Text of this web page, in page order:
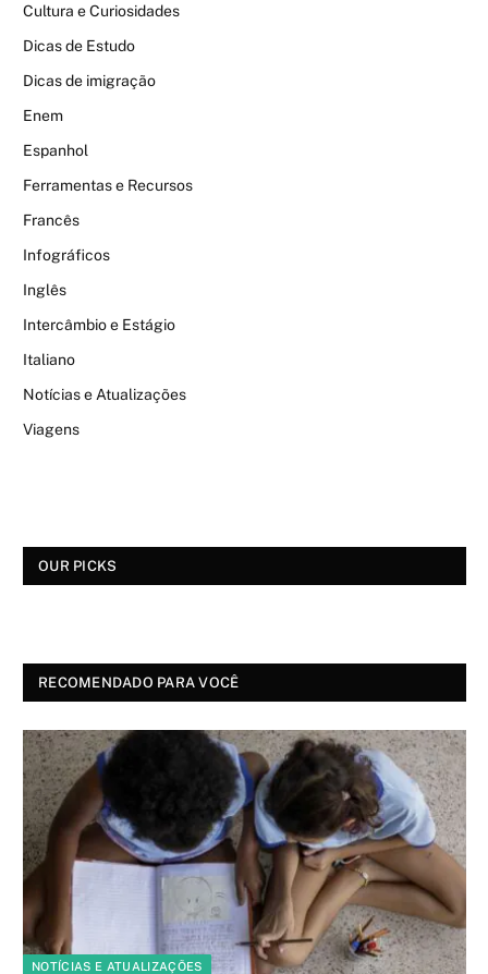
Cultura e Curiosidades
Dicas de Estudo
Dicas de imigração
Enem
Espanhol
Ferramentas e Recursos
Francês
Infográficos
Inglês
Intercâmbio e Estágio
Italiano
Notícias e Atualizações
Viagens
OUR PICKS
RECOMENDADO PARA VOCÊ
NOTÍCIAS E ATUALIZAÇÕES